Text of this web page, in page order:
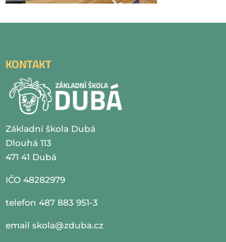
KONTAKT
Základní škola Dubá
Dlouhá 113
471 41 Dubá
IČO 48282979
telefon 487 883 951-3
emailskola@zduba.cz